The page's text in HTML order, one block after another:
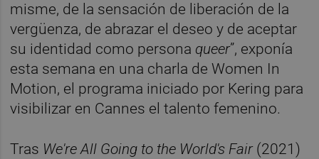
misme, de la sensación de liberación de la
vergüenza, de abrazar el deseo y de aceptar
su identidad como persona queer”, exponía
esta semana en una charla de Women In
Motion, el programa iniciado por Kering para
visibilizar en Cannes el talento femenino.
Tras We're All Going to the World's Fair(2021)